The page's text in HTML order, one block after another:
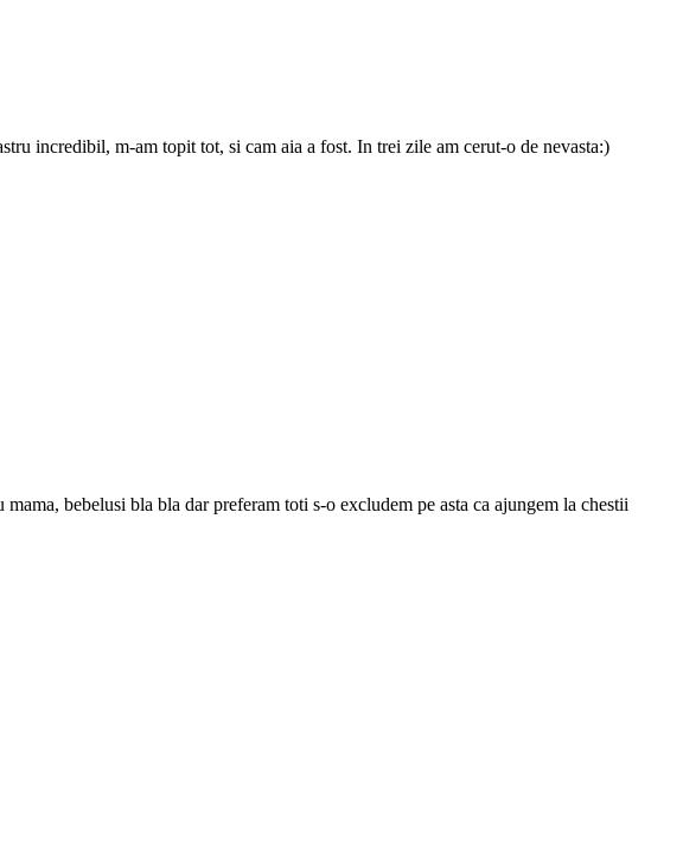
incredibil, m-am topit tot, si cam aia a fost. In trei zile am cerut-o de nevasta:)
bebelusi bla bla dar preferam toti s-o excludem pe asta ca ajungem la chestii